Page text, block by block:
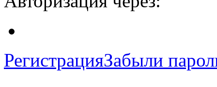
РегистрацияЗабыли